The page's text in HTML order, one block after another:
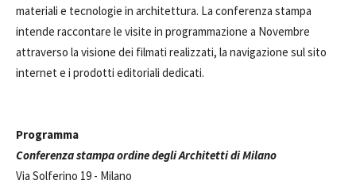
materiali e tecnologie in architettura. La conferenza stampa
intende raccontare le visite in programmazione a Novembre
attraverso la visione dei filmati realizzati, la navigazione sul sito
internet e i prodotti editoriali dedicati.
Programma
Conferenza stampa ordine degli Architetti di Milano
Via Solferino 19 - Milano